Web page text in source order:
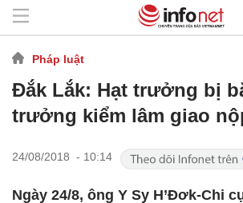
Pháp luật
Đắk Lắk: Hạt trưởng bị
trưởng kiểm lâm giao
24/08/2018 - 10:14
Ngày 24/8, ông Y Sy H’Đơk-Chi